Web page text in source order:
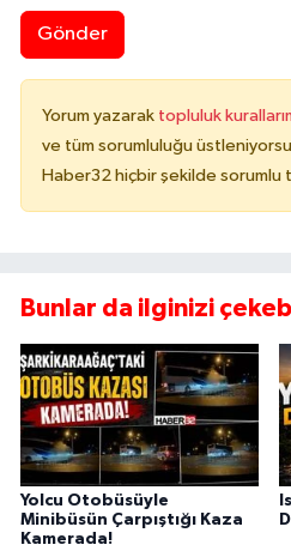
Gönder
Yorum yazarak topluluk
ve tüm sorumluluğu
Haber32 hiçbir şekilde sorumlu
Bunlar da ilginizi
Yolcu Otobüsüyle
Minibüsün Çarpıştığı Kaza
Kamerada!